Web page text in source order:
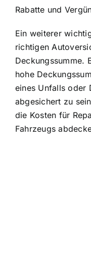
Rabatte und
Ein weiterer
richtigen
Deckungssumme.
hohe
eines Unfalls oder
abgesichert zu
die Kosten für
Fahrzeugs